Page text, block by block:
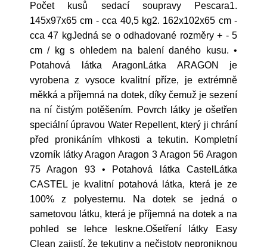
Počet kusů sedací soupravy Pescara1.
145x97x65 cm - cca 40,5 kg2. 162x102x65 cm -
cca 47 kgJedná se o odhadované rozměry + - 5
cm / kg s ohledem na balení daného kusu. •
Potahová látka AragonLátka ARAGON je
vyrobena z vysoce kvalitní příze, je extrémně
měkká a příjemná na dotek, díky čemuž je sezení
na ní čistým potěšením. Povrch látky je ošetřen
speciální úpravou Water Repellent, který ji chrání
před pronikáním vlhkosti a tekutin. Kompletní
vzorník látky Aragon Aragon 3 Aragon 56 Aragon
75 Aragon 93 • Potahová látka CastelLátka
CASTEL je kvalitní potahová látka, která je ze
100% z polyesternu. Na dotek se jedná o
sametovou látku, která je příjemná na dotek a na
pohled se lehce leskne.Ošetření látky Easy
Clean zajistí, že tekutiny a nečistoty neproniknou